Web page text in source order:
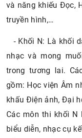
và năng khiếu Đọc,
truyền hình,…
- Khối N: Là khối
nhạc và mong
trong tương lai.
gồm: Học viện Âm
khấu Điện ảnh, Đại
Các môn thi khối N
biểu diễn, nhạc cụ